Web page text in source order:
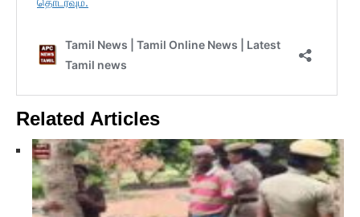
Related Articles